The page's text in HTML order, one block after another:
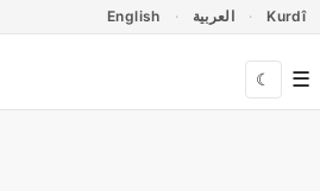
English العربية Kurdî
☾ ☰